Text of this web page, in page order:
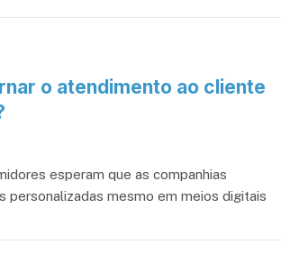
o atendimento ao cliente
esperam que as companhias
personalizadas mesmo em meios digitais